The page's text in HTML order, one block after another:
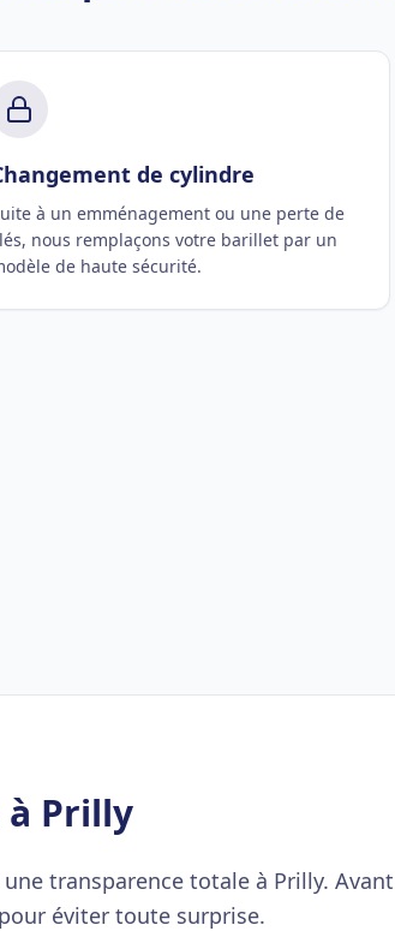
de cylindre
à un emménagement ou une perte de
nous remplaçons votre barillet par un
de haute sécurité.
Prilly
transparence totale à Prilly.
éviter toute surprise.